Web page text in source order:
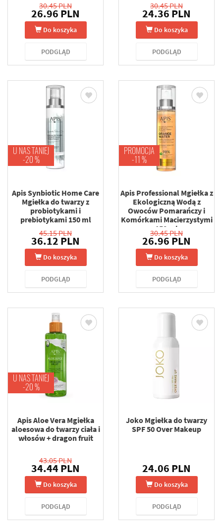
30.45 PLN
26.96 PLN
Do koszyka
PODGLĄD
30.45 PLN
24.36 PLN
Do koszyka
PODGLĄD
U NAS TANIEJ
-20 %
Apis Synbiotic Home Care
Mgiełka do twarzy z
probiotykami i
prebiotykami 150 ml
45.15 PLN
36.12 PLN
Do koszyka
PODGLĄD
PROMOCJA
-11 %
Apis Professional Mgiełka z
Ekologiczną Wodą z
Owoców Pomarańczy i
Komórkami Macierzystymi
150 ml
30.45 PLN
26.96 PLN
Do koszyka
PODGLĄD
U NAS TANIEJ
-20 %
Apis Aloe Vera Mgiełka
aloesowa do twarzy ciała i
włosów + dragon fruit
43.05 PLN
34.44 PLN
Do koszyka
PODGLĄD
Joko Mgiełka do twarzy
SPF 50 Over Makeup
24.06 PLN
Do koszyka
PODGLĄD